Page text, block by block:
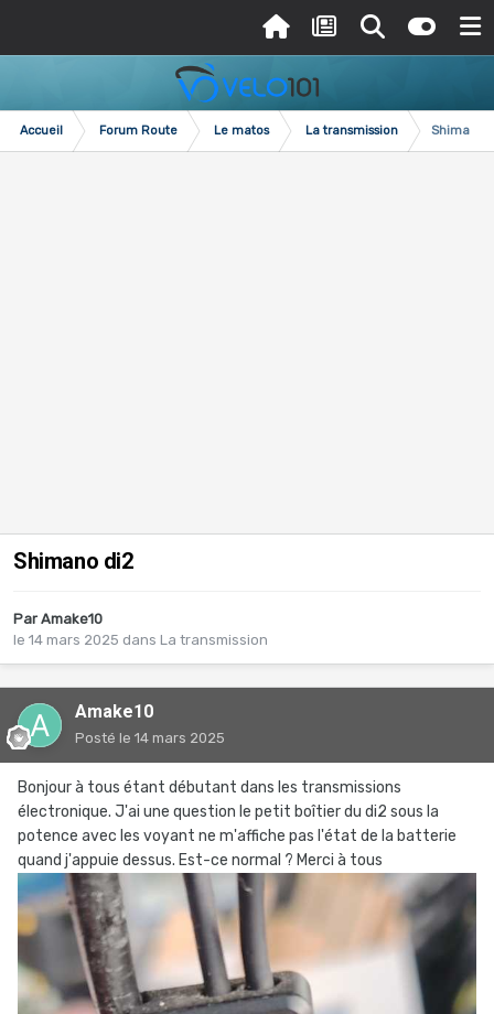
Accueil Forum Route Le matos La transmission Shimano
Shimano di2
Par Amake10
le 14 mars 2025 dans La transmission
Amake10
Posté le 14 mars 2025
Bonjour à tous étant débutant dans les transmissions
électronique. J'ai une question le petit boîtier du di2 sous la
potence avec les voyant ne m'affiche pas l'état de la batterie
quand j'appuie dessus. Est-ce normal ? Merci à tous